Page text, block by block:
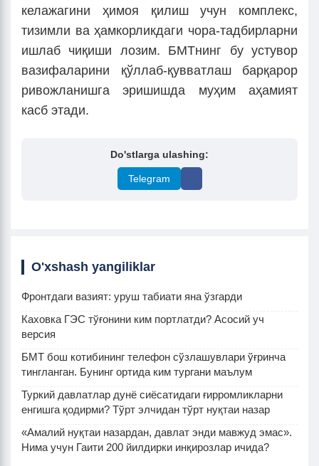
келажагини ҳимоя қилиш учун комплекс,
тизимли ва ҳамкорликдаги чора-тадбирларни
ишлаб чиқиши лозим. БМТнинг бу устувор
вазифаларини қўллаб-қувватлаш барқарор
ривожланишга эришишда муҳим аҳамият
касб этади.
Do'stlarga ulashing:
Telegram
O'xshash yangiliklar
Фронтдаги вазият: уруш табиати яна ўзгарди
Каховка ГЭС тўғонини ким портлатди? Асосий уч
версия
БМТ бош котибининг телефон сўзлашувлари ўғринча
тингланган. Бунинг ортида ким тургани маълум
Туркий давлатлар дунё сиёсатидаги ғирромликларни
енгишга қодирми? Тўрт элчидан тўрт нуқтаи назар
«Амалий нуқтаи назардан, давлат энди мавжуд эмас».
Нима учун Гаити 200 йилдирки инқирозлар ичида?